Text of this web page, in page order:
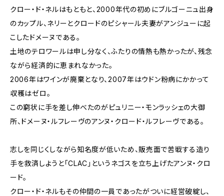
クロー・ド・ネルはもともと、2000年代の初めにブルゴーニュ出身
のカップル、ネリーとクロードのピシャール夫妻がアンジューに起
こしたドメーヌである。
土地のテロワールは申し分なく、ふたりの情熱も熱かったが、残念
ながら経済的に恵まれなかった。
2006年はワインが廃棄となり、2007年はウドン粉病にかかって
収穫はゼロ。
この窮状に手を差し伸べたのがピュリニー・モンラッシェの大御
所、ドメーヌ・ルフレーヴのアンヌ・クロード・ルフレーヴである。
志しを同じくしながら知名度が低いため、販売面で苦戦する造り
手を救済しようと「CLAC」というネゴスを立ち上げたアンヌ・クロ
ード。
クロー・ド・ネルもその仲間の一員であったがついに経営破綻し、